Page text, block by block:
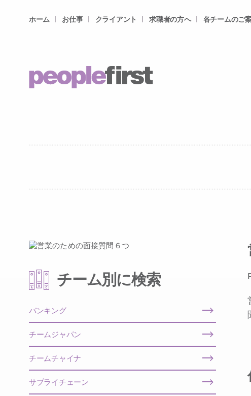
ホーム お仕事 クライアント 求職者の方へ 各チームのご
チーム別に検索
バンキング
チームジャパン
チームチャイナ
サプライチェーン